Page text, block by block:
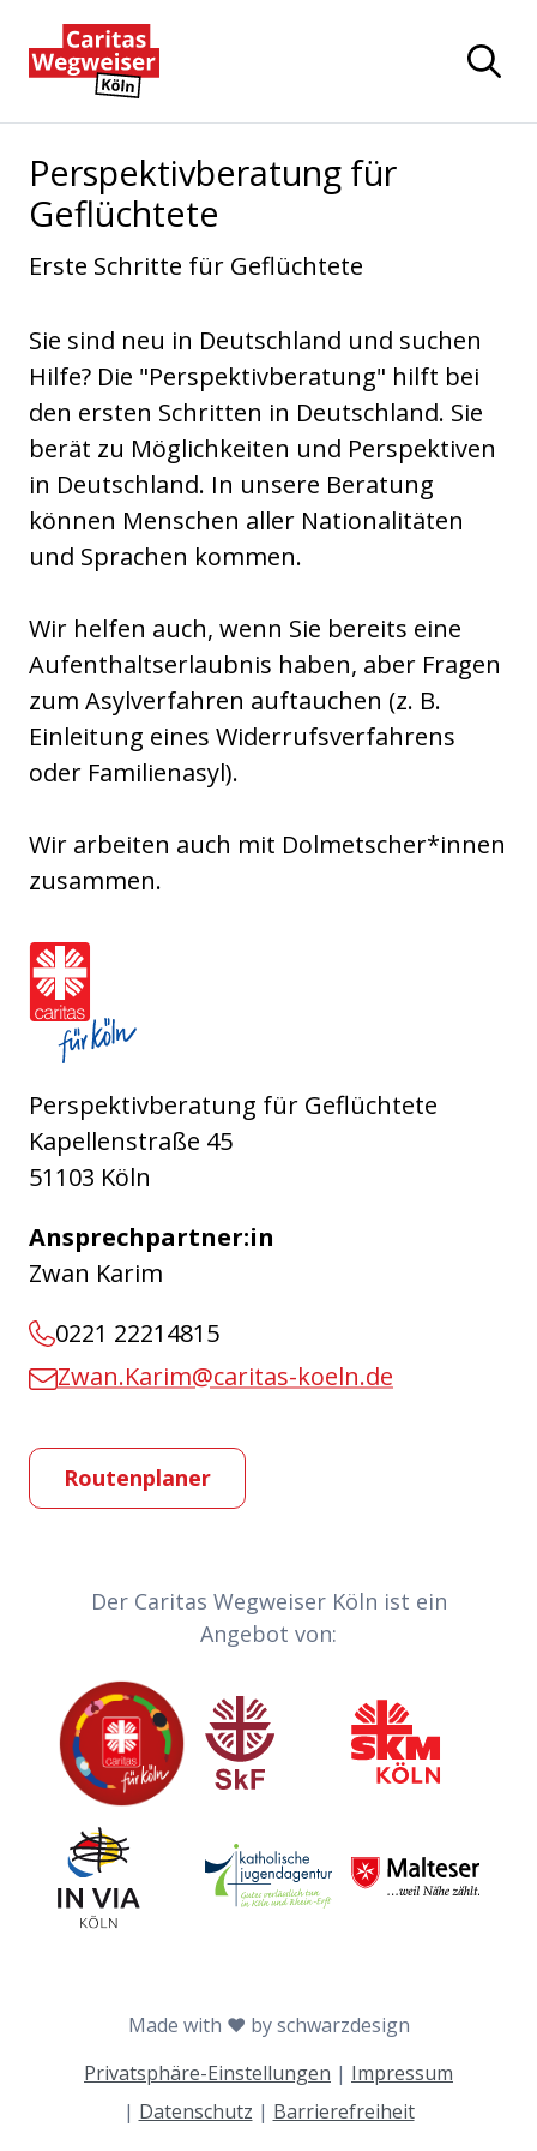
Zur Startseite navigieren
Perspektivberatung für
Geflüchtete
Erste Schritte für Geflüchtete
Sie sind neu in Deutschland und suchen
Hilfe? Die "Perspektivberatung" hilft bei
den ersten Schritten in Deutschland. Sie
berät zu Möglichkeiten und Perspektiven
in Deutschland. In unsere Beratung
können Menschen aller Nationalitäten
und Sprachen kommen.
Wir helfen auch, wenn Sie bereits eine
Aufenthaltserlaubnis haben, aber Fragen
zum Asylverfahren auftauchen (z. B.
Einleitung eines Widerrufsverfahrens
oder Familienasyl).
Wir arbeiten auch mit Dolmetscher*innen
zusammen.
Caritasverband für die Stadt Köln e.V.
Perspektivberatung für Geflüchtete
Kapellenstraße 45
51103 Köln
Ansprechpartner:in
Zwan Karim
0221 22214815
Zwan.Karim@caritas-koeln.de
Routenplaner
Partner-LinksDer Caritas Wegweiser Köln ist ein
Angebot von:
Caritas
Sozialdienst katholischer
Sozialdienst
Invia
Katholische Jugendagentur Köln
Malteser
Made with ♥ by schwarzdesign
Privatsphäre-Einstellungen | Impressum
| Datenschutz | Barrierefreiheit